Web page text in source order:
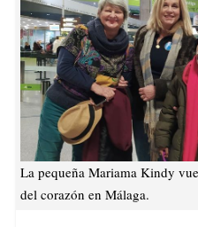
La pequeña Mariama Kindy
del corazón en Málaga.